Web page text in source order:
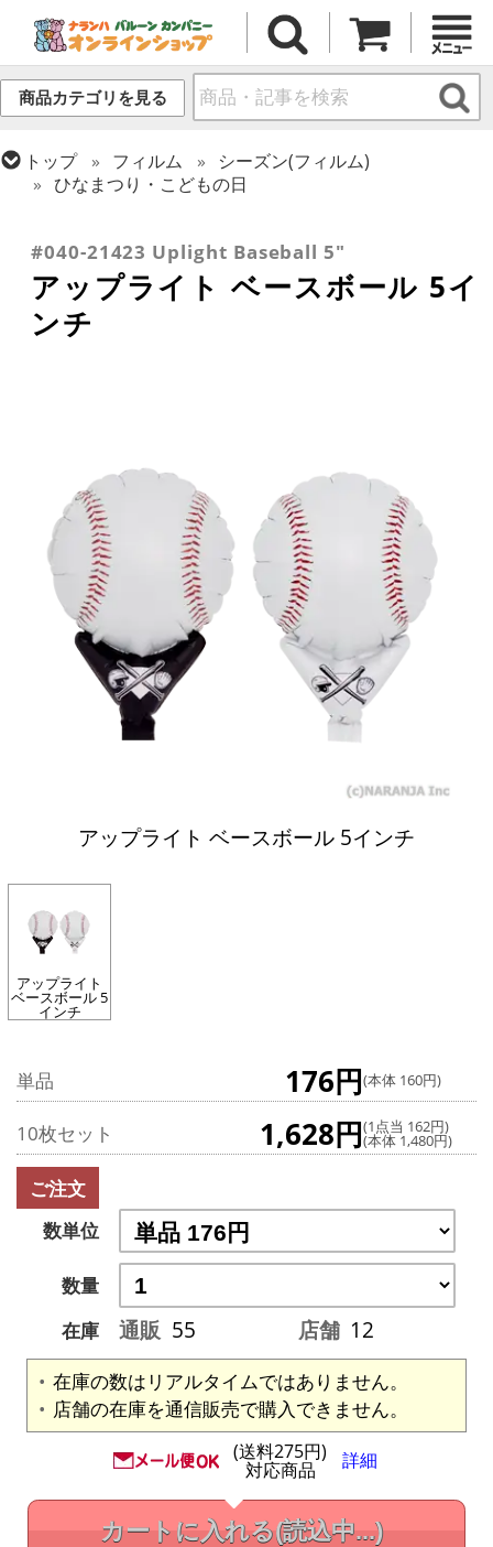
商品カテゴリを見る
トップ フィルム
シーズン(フィルム)
ひなまつり・こどもの日
#040-21423 Uplight Baseball 5"
アップライト ベースボール 5イ
ンチ
アップライト ベースボール 5インチ
アップライト
ベースボール 5
インチ
単品 176円(本体 160円)
10枚セット 1,628円(1点当 162円)
(本体 1,480円)
ご注文
数単位
数量
在庫
通販 55 店舗 12
在庫の数はリアルタイムではありません。
店舗の在庫を通信販売で購入できません。
(送料275円)
対応商品 詳細
カートに入れる(読込中...)